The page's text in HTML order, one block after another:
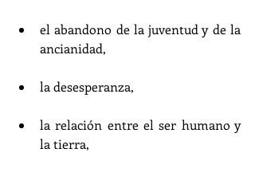
el abandono de la juventud y de la
ancianidad,
la desesperanza,
la relación entre el ser humano y
la tierra,